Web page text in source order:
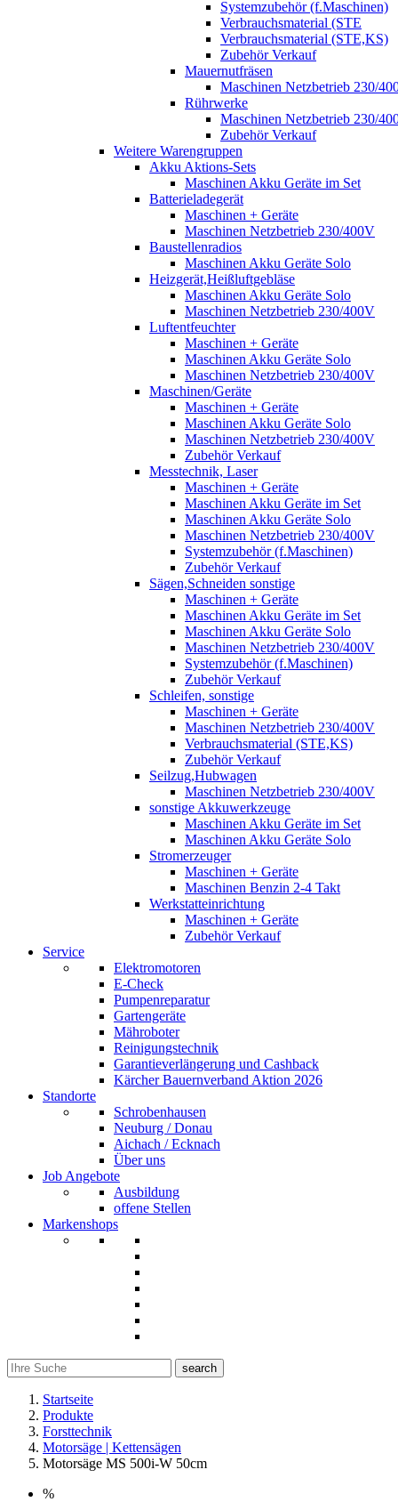
Systemzubehör (f.Maschinen)
Verbrauchsmaterial (STE
Verbrauchsmaterial (STE,KS)
Zubehör Verkauf
Mauernutfräsen
Maschinen Netzbetrieb 230/
Rührwerke
Maschinen Netzbetrieb 230/
Zubehör Verkauf
Weitere Warengruppen
Akku Aktions-Sets
Maschinen Akku Geräte im Set
Batterieladegerät
Maschinen + Geräte
Maschinen Netzbetrieb 230/400V
Baustellenradios
Maschinen Akku Geräte Solo
Heizgerät,Heißluftgebläse
Maschinen Akku Geräte Solo
Maschinen Netzbetrieb 230/400V
Luftentfeuchter
Maschinen + Geräte
Maschinen Akku Geräte Solo
Maschinen Netzbetrieb 230/400V
Maschinen/Geräte
Maschinen + Geräte
Maschinen Akku Geräte Solo
Maschinen Netzbetrieb 230/400V
Zubehör Verkauf
Messtechnik, Laser
Maschinen + Geräte
Maschinen Akku Geräte im Set
Maschinen Akku Geräte Solo
Maschinen Netzbetrieb 230/400V
Systemzubehör (f.Maschinen)
Zubehör Verkauf
Sägen,Schneiden sonstige
Maschinen + Geräte
Maschinen Akku Geräte im Set
Maschinen Akku Geräte Solo
Maschinen Netzbetrieb 230/400V
Systemzubehör (f.Maschinen)
Zubehör Verkauf
Schleifen, sonstige
Maschinen + Geräte
Maschinen Netzbetrieb 230/400V
Verbrauchsmaterial (STE,KS)
Zubehör Verkauf
Seilzug,Hubwagen
Maschinen Netzbetrieb 230/400V
sonstige Akkuwerkzeuge
Maschinen Akku Geräte im Set
Maschinen Akku Geräte Solo
Stromerzeuger
Maschinen + Geräte
Maschinen Benzin 2-4 Takt
Werkstatteinrichtung
Maschinen + Geräte
Zubehör Verkauf
Service
Elektromotoren
E-Check
Pumpenreparatur
Gartengeräte
Mähroboter
Reinigungstechnik
Garantieverlängerung und Cashback
Kärcher Bauernverband Aktion 2026
Standorte
Schrobenhausen
Neuburg / Donau
Aichach / Ecknach
Über uns
Job Angebote
Ausbildung
offene Stellen
Markenshops
search
Startseite
Produkte
Forsttechnik
Motorsäge | Kettensägen
Motorsäge MS 500i-W 50cm
%